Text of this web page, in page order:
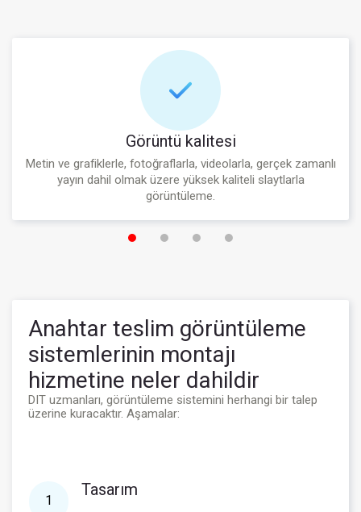
Görüntü kalitesi
Metin ve grafiklerle, fotoğraflarla, videolarla, gerçek zamanlı
yayın dahil olmak üzere yüksek kaliteli slaytlarla
görüntüleme.
Anahtar teslim görüntüleme
sistemlerinin montajı
hizmetine neler dahildir
DIT uzmanları, görüntüleme sistemini herhangi bir talep
üzerine kuracaktır. Aşamalar:
1
Tasarım